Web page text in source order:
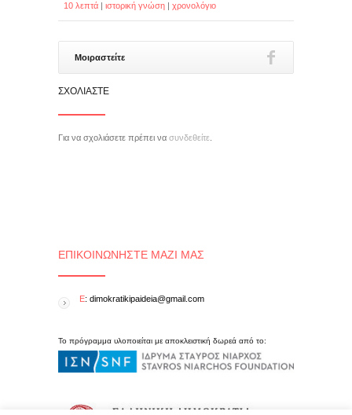
10 λεπτά | ιστορική γνώση | χρονολόγιο
Μοιραστείτε
ΣΧΟΛΙΆΣΤΕ
Για να σχολιάσετε πρέπει να συνδεθείτε
ΕΠΙΚΟΙΝΩΝΉΣΤΕ ΜΑΖΊ ΜΑΣ
E: dimokratikipaideia@gmail.com
Το πρόγραμμα υλοποιείται με αποκλειστική δωρεά από το: